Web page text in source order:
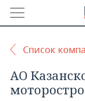
ТАТАРСТАН
Список
АО